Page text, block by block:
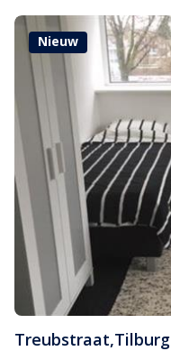
Nieuw
Treubstraat,Tilburg